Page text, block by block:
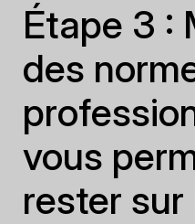
Étape 3 :
des
vous
rester sur